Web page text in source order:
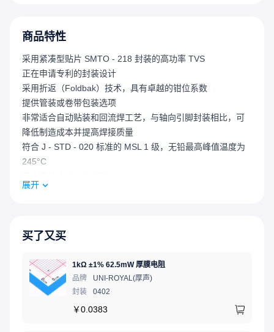
商品特性
采用紧凑型贴片 SMTO - 218 封装的高功率 TVS
正在申请专利的封装设计
采用折返（Foldbak）技术，具有卓越的钳位系数
提供管装或卷带包装选项
非常适合自动贴装和回流焊工艺，与轴向引脚封装相比，可
降低制造成本并提高焊接质量
符合 J - STD - 020 标准的 MSL 1 级，无铅最高峰值温度为
245°C
无铅 E3 表示二级互连无铅，端子镀层材料为锡（Sn）
展开
买了又买
1kΩ ±1% 62.5mW 厚膜电阻
品牌
UNI-ROYAL(厚声)
封装
0402
￥0.0383